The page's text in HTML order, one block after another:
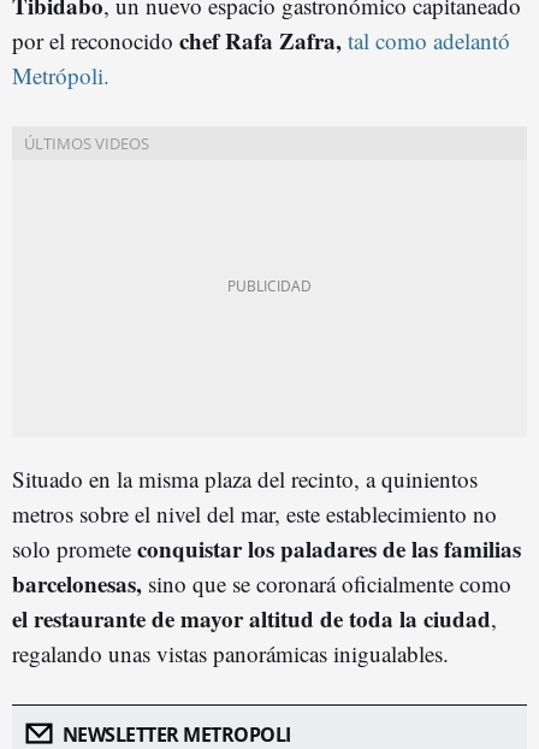
por el reconocido chef Rafa Zafra, tal como adelantó
Metrópoli.
Situado en la misma plaza del recinto, a quinientos
metros sobre el nivel del mar, este establecimiento no
solo promete conquistar los paladares de las familias
barcelonesas, sino que se coronará oficialmente como
el restaurante de mayor altitud de toda la ciudad,
regalando unas vistas panorámicas inigualables.
NEWSLETTER METROPOLI